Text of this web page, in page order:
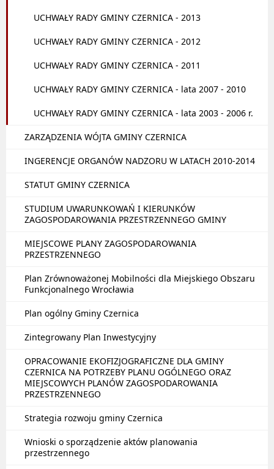
UCHWAŁY RADY GMINY CZERNICA - 2013
UCHWAŁY RADY GMINY CZERNICA - 2012
UCHWAŁY RADY GMINY CZERNICA - 2011
UCHWAŁY RADY GMINY CZERNICA - lata 2007 - 2010
UCHWAŁY RADY GMINY CZERNICA - lata 2003 - 2006 r.
ZARZĄDZENIA WÓJTA GMINY CZERNICA
INGERENCJE ORGANÓW NADZORU W LATACH 2010-2014
STATUT GMINY CZERNICA
STUDIUM UWARUNKOWAŃ I KIERUNKÓW
ZAGOSPODAROWANIA PRZESTRZENNEGO GMINY
MIEJSCOWE PLANY ZAGOSPODAROWANIA
PRZESTRZENNEGO
Plan Zrównoważonej Mobilności dla Miejskiego Obszaru
Funkcjonalnego Wrocławia
Plan ogólny Gminy Czernica
Zintegrowany Plan Inwestycyjny
OPRACOWANIE EKOFIZJOGRAFICZNE DLA GMINY
CZERNICA NA POTRZEBY PLANU OGÓLNEGO ORAZ
MIEJSCOWYCH PLANÓW ZAGOSPODAROWANIA
PRZESTRZENNEGO
Strategia rozwoju gminy Czernica
Wnioski o sporządzenie aktów planowania
przestrzennego